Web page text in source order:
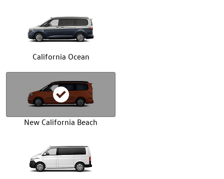
California Ocean
New California Beach